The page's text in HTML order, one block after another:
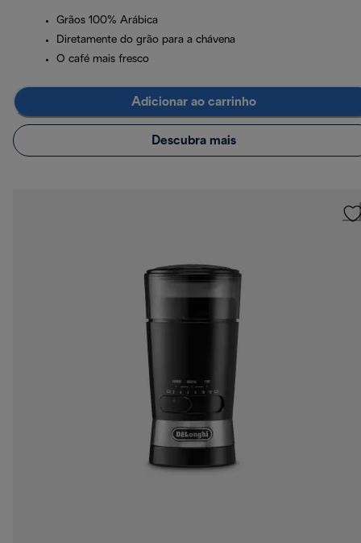
Grãos 100% Arábica
Diretamente do grão para a chávena
O café mais fresco
Adicionar ao carrinho
Descubra mais